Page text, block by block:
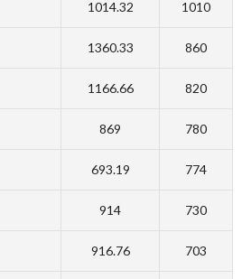
1014.32 1010
1360.33 860
1166.66 820
869 780
693.19 774
914 730
916.76 703